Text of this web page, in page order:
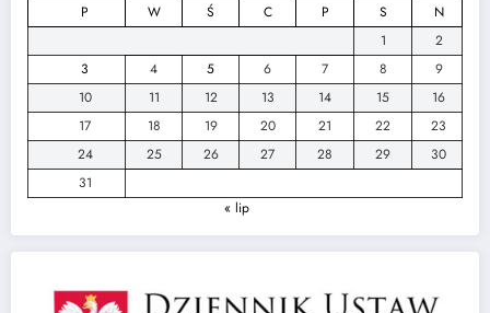
P
W Ś C P S
N
1
2
3
4 5 6 7 8
9
10
11 12 13 14 15
16
17
18 19 20 21 22
23
24
25 26 27 28 29
30
31
« lip